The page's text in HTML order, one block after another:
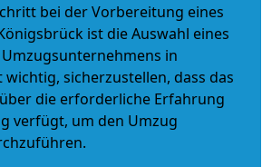
bei der Vorbereitung eines
ist die Auswahl eines
Umzugsunternehmens in
wichtig, sicherzustellen, dass das
die erforderliche Erfahrung
verfügt, um den Umzug